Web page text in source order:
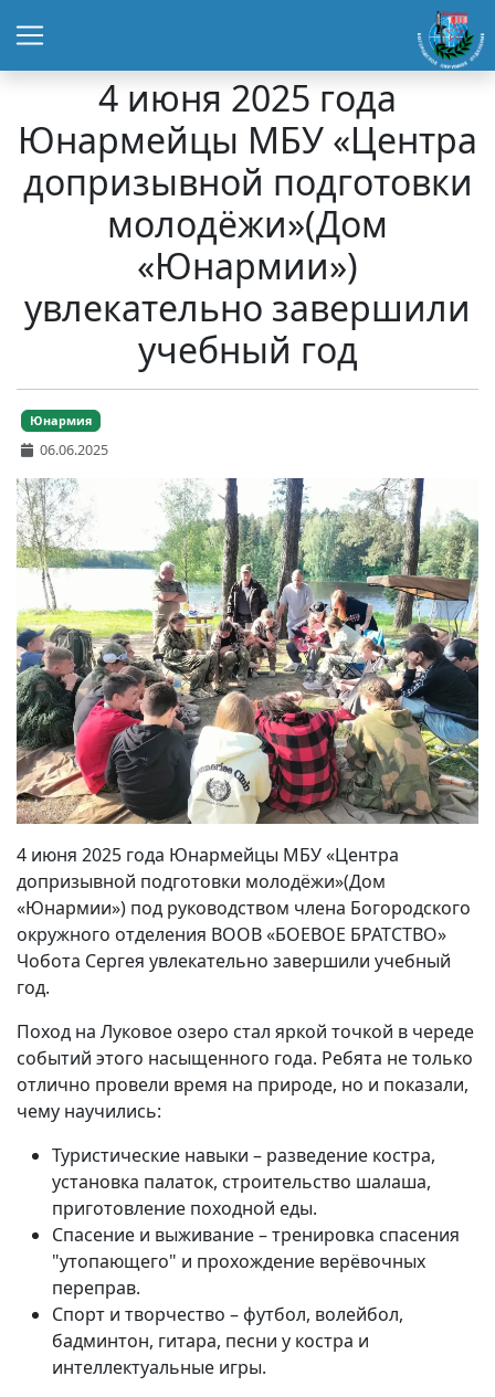
4 июня 2025 года
Юнармейцы МБУ «Центра
допризывной подготовки
молодёжи»(Дом
«Юнармии»)
увлекательно завершили
учебный год
Юнармия
06.06.2025
4 июня 2025 года Юнармейцы МБУ «Центра
допризывной подготовки молодёжи»(Дом
«Юнармии») под руководством члена Богородского
окружного отделения ВООВ «БОЕВОЕ БРАТСТВО»
Чобота Сергея увлекательно завершили учебный
год.
Поход на Луковое озеро стал яркой точкой в череде
событий этого насыщенного года. Ребята не только
отлично провели время на природе, но и показали,
чему научились:
Туристические навыки – разведение костра,
установка палаток, строительство шалаша,
приготовление походной еды.
Спасение и выживание – тренировка спасения
"утопающего" и прохождение верёвочных
переправ.
Спорт и творчество – футбол, волейбол,
бадминтон, гитара, песни у костра и
интеллектуальные игры.